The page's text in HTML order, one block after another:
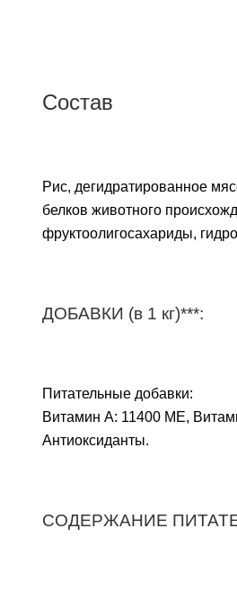
Состав
Рис, дегидратированное
белков животного
фруктоолигосахариды,
ДОБАВКИ (в 1 кг)***:
Питательные добавки:
Витамин А: 11400 МЕ,
Антиоксиданты.
СОДЕРЖАНИЕ